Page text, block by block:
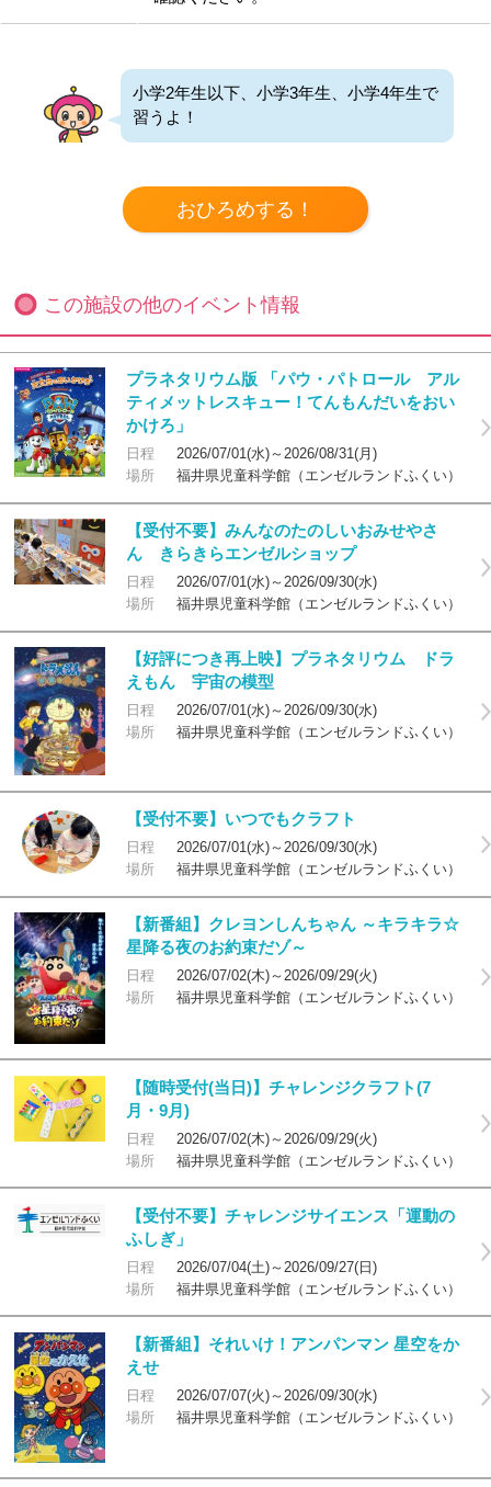
小学2年生以下、小学3年生、小学4年生で
習うよ！
この施設の他のイベント情報
プラネタリウム版 「パウ・パトロール アル
ティメットレスキュー！てんもんだいをおい
かけろ」
日程
2026/07/01(水)～2026/08/31(月)
場所
福井県児童科学館（エンゼルランドふくい）
【受付不要】みんなのたのしいおみせやさ
ん きらきらエンゼルショップ
日程
2026/07/01(水)～2026/09/30(水)
場所
福井県児童科学館（エンゼルランドふくい）
【好評につき再上映】プラネタリウム ドラ
えもん 宇宙の模型
日程
2026/07/01(水)～2026/09/30(水)
場所
福井県児童科学館（エンゼルランドふくい）
【受付不要】いつでもクラフト
日程
2026/07/01(水)～2026/09/30(水)
場所
福井県児童科学館（エンゼルランドふくい）
【新番組】クレヨンしんちゃん ～キラキラ☆
星降る夜のお約束だゾ～
日程
2026/07/02(木)～2026/09/29(火)
場所
福井県児童科学館（エンゼルランドふくい）
【随時受付(当日)】チャレンジクラフト(7
月・9月)
日程
2026/07/02(木)～2026/09/29(火)
場所
福井県児童科学館（エンゼルランドふくい）
【受付不要】チャレンジサイエンス「運動の
ふしぎ」
日程
2026/07/04(土)～2026/09/27(日)
場所
福井県児童科学館（エンゼルランドふくい）
【新番組】それいけ！アンパンマン 星空をか
えせ
日程
2026/07/07(火)～2026/09/30(水)
場所
福井県児童科学館（エンゼルランドふくい）